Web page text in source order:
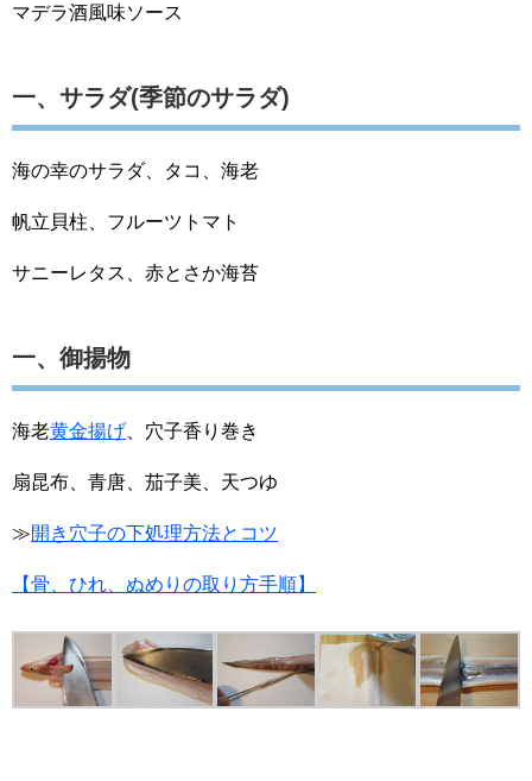
マデラ酒風味ソース
一、サラダ(季節のサラダ)
海の幸のサラダ、タコ、海老
帆立貝柱、フルーツトマト
サニーレタス、赤とさか海苔
一、御揚物
海老黄金揚げ 、穴子香り巻き
扇昆布、青唐、茄子美、天つゆ
≫開き穴子の下処理方法とコツ
【骨、ひれ、ぬめりの取り方手順】